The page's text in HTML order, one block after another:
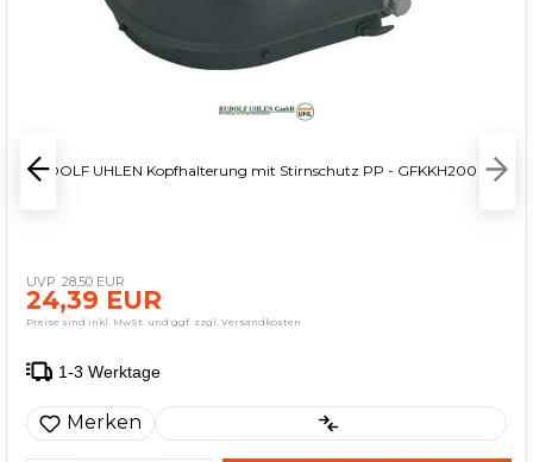
RUDOLF UHLEN Kopfhalterung mit Stirnschutz PP - GFKKH200
28,50 EUR
24,39 EUR
Preise sind inkl. MwSt. und ggf. zzgl. Versandkosten
1-3 Werktage
Merken